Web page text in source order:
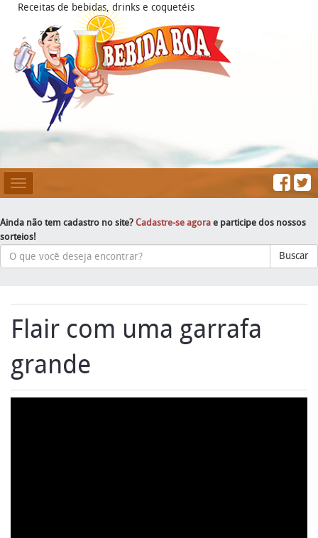
Receitas de bebidas, drinks e coquetéis
Mesclar
Navegação
Ainda não tem cadastro no site? Cadastre-se agora e participe dos nossos
sorteios!
Buscar
Flair com uma garrafa
grande